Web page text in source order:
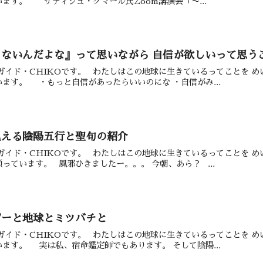
いんだよな』って思いながら 自信が欲しいって思う
ド・CHIKOです。 わたしはこの地球に生きているってことを め
ます。 ・もっと自信があったらいいのにな ・自信がみ...
る陰陽五行と聖句の紹介
ド・CHIKOです。 わたしはこの地球に生きているってことを め
っています。 風邪ひきましたー。。。 今朝、あら？ ...
と地球とミツバチと
ド・CHIKOです。 わたしはこの地球に生きているってことを め
ます。 実は私、宿命鑑定師でもあります。 そして陰陽...